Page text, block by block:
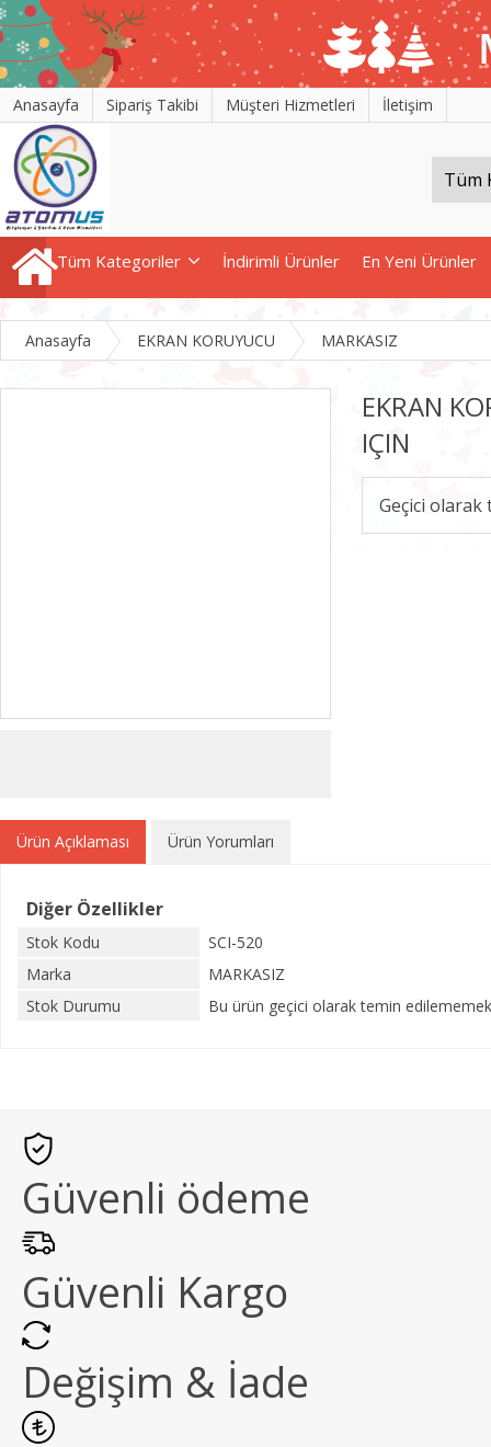
Anasayfa Sipariş Takibi Müşteri Hizmetleri İletişim
Tüm Kategoriler İndirimli Ürünler En Yeni Ürünler
Anasayfa EKRAN KORUYUCU MARKASIZ
EKRAN
IÇIN
Geçici
Ürün Açıklaması Ürün Yorumları
Diğer Özellikler
Stok Kodu
SCI-520
Marka
MARKASIZ
Stok Durumu
Bu ürün geçici olarak temin
Güvenli ödeme
Güvenli Kargo
Değişim & İade